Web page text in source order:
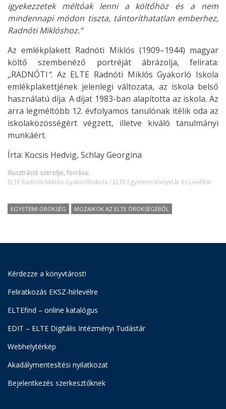
igyekezzetek méltóak lenni a költőhöz és a nem
mindennapi módon tiszta, tántoríthatatlan emberhez,
Radnóti Miklóshoz.”
Az emlékplakett Radnóti Miklós (1909–1944) magyar
költő szembenéző portréját ábrázolja, felirata:
„RADNÓTI”. Az ELTE Radnóti Miklós Gyakorló Iskola
emlékplakettjének jelenlegi változata, az iskola belső
használatú díja. A díjat 1983-ban alapította az iskola. Az
arra legméltóbb 12. évfolyamos tanulónak ítélik oda az
iskolaközösségért végzett, illetve kiváló tanulmányi
munkáért.
Írta: Kocsis Hedvig, Schlay Georgina
Illusztráció szerzője, forrása:
ELTE Radnóti Miklós Gyakorlóiskola / ELTE Egyetemi Könyvtár és Levéltár
EGYETEMI ÖRÖKSÉG MOZAIKOK AZ ELTE ÖRÖKSÉGÉBŐL
Kérdezze a könyvtárost!
Feliratkozás EKSZ-hírlevélre
ELTEfind – online katalógus
EDIT – ELTE Digitális Intézményi Tudástár
Webhelytérkép
Akadálymentesítési nyilatkozat
Bejelentkezés szerkesztőknek